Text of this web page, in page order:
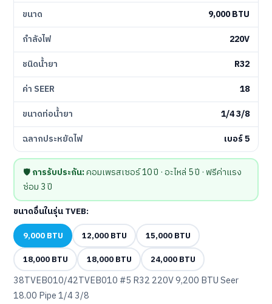
ขนาด
9,000 BTU
กำลังไฟ
220V
ชนิดน้ำยา
R32
ค่า SEER
18
ขนาดท่อน้ำยา
1/4 3/8
ฉลากประหยัดไฟ
เบอร์ 5
🛡️การรับประกัน:คอมเพรสเซอร์ 10 ปี · อะไหล่ 5 ปี · ฟรีค่าแรง
ซ่อม 3 ปี
ขนาดอื่นในรุ่น TVEB:
9,000 BTU
12,000 BTU
15,000 BTU
18,000 BTU
18,000 BTU 24,000 BTU
38TVEB010/42TVEB010 #5 R32 220V 9,200 BTU Seer
18.00 Pipe 1/4 3/8